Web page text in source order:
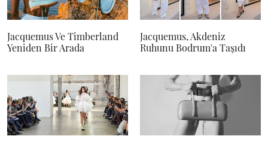
Jacquemus Ve Timberland
Yeniden Bir Arada
Jacquemus, Akdeniz
Ruhunu Bodrum'a Taşıdı